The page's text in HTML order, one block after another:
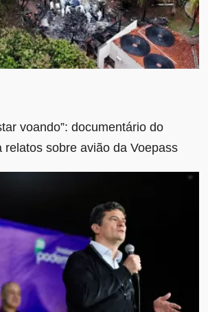
voando”: documentário do
relatos sobre avião da Voepass